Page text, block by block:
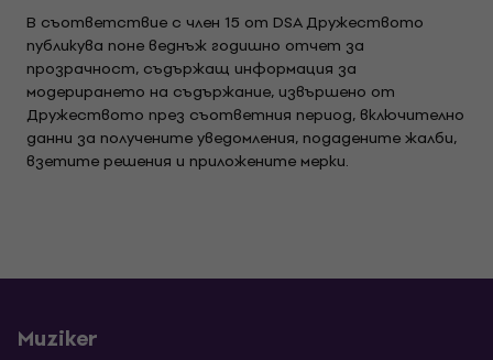
В съответствие с член 15 от DSA Дружеството
публикува поне веднъж годишно отчет за
прозрачност, съдържащ информация за
модерирането на съдържание, извършено от
Дружеството през съответния период, включително
данни за получените уведомления, подадените жалби,
взетите решения и приложените мерки.
Muziker